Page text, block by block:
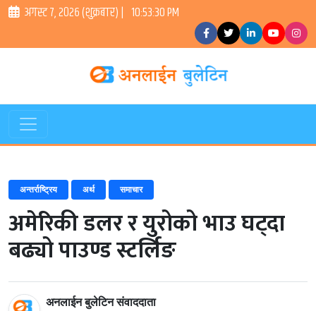
अगस्ट ७, २०२६ (शुक्रबार) | 10:53:30 PM
अन्तर्राष्ट्रिय अर्थ समाचार
अमेरिकी डलर र युरोको भाउ घट्दा
बढ्यो पाउण्ड स्टर्लिङ
अनलाईन बुलेटिन संवाददाता